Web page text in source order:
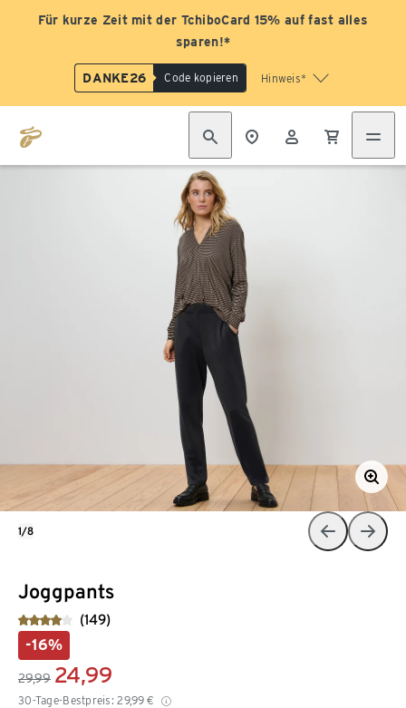
Für kurze Zeit mit der TchiboCard 15% auf fast alles
sparen!*
DANKE26 Code kopieren Hinweis*
Joggpants
(149)
-16%
29,99 24,99
30-Tage-Bestpreis: 29,99 €
1/8